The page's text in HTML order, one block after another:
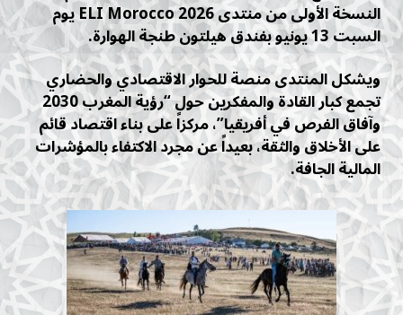
النسخة الأولى من منتدى ELI Morocco 2026 يوم
السبت 13 يونيو بفندق هيلتون طنجة الهوارة.
ويشكل المنتدى منصة للحوار الاقتصادي والحضاري
تجمع كبار القادة والمفكرين حول “رؤية المغرب 2030
وآفاق الفرص في أفريقيا”، مركزاً على بناء اقتصاد قائم
على الأخلاق والثقة، بعيداً عن مجرد الاكتفاء بالمؤشرات
المالية الجافة.